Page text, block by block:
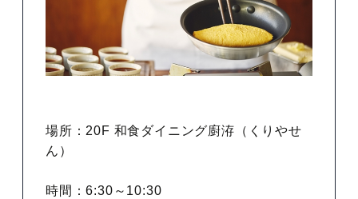
場所：20F 和食ダイニング廚洊（くりやせ
ん）
時間：6:30～10:30